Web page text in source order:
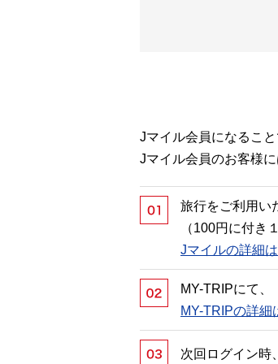
Jマイル会員になるこ
Jマイル会員のお客様
旅行をご利用い
（100円に付き
Jマイルの詳細
MY-TRIPにて、
MY-TRIPの詳細
次回ログイン時